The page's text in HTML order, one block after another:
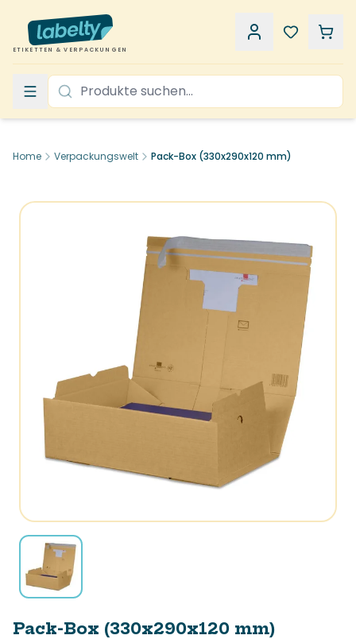
ETIKETTEN & VERPACKUNGEN
Home Verpackungswelt Pack-Box (330x290x120 mm)
Pack-Box (330x290x120 mm)